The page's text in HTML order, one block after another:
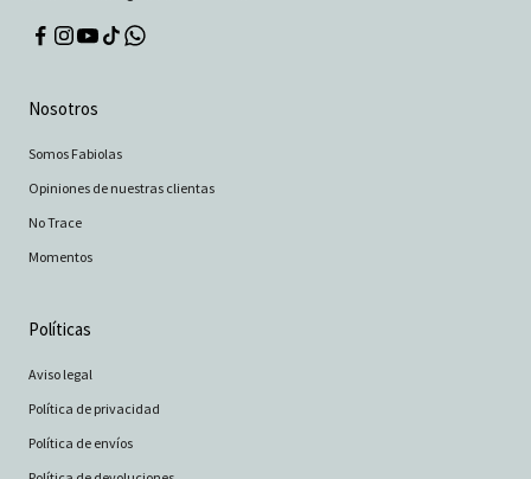
Nosotros
Somos Fabiolas
Opiniones de nuestras clientas
No Trace
Momentos
Políticas
Aviso legal
Política de privacidad
Política de envíos